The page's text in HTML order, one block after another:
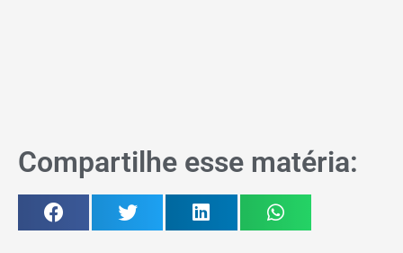
Compartilhe esse matéria: